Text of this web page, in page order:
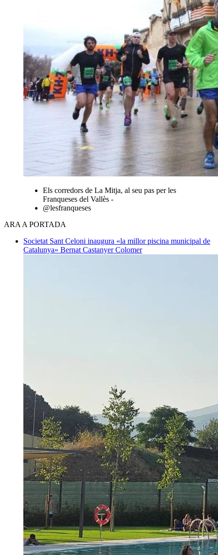
Els corredors de La Mitja, al seu pas per les
Franqueses del Vallès -
@lesfranqueses
ARA A PORTADA
Societat Sant Celoni inaugura «la millor piscina municipal de
Catalunya» Bernat Castanyer Colomer